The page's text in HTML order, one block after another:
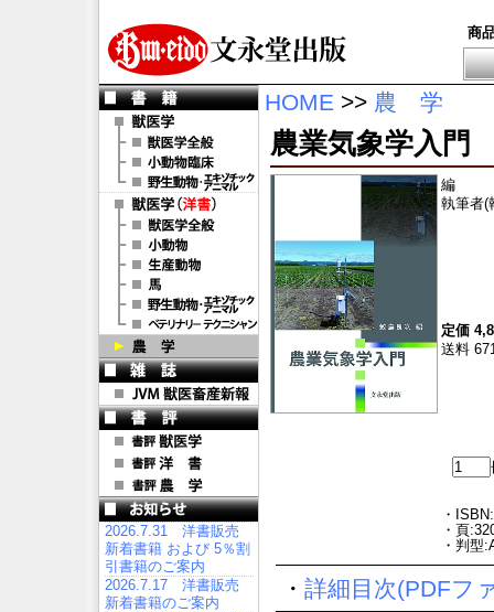
商
2026.7.31 洋書販売
新着書籍 および 5％割
引書籍のご案内
2026.7.17 洋書販売
新着書籍のご案内
HOME >> 農 学
農業気象学入門
編
執筆者(
定価
送料
・
・頁
・判型
・ 詳細目次(PDFフ